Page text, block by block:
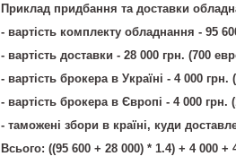
Приклад придбання та доставки
- вартість комплекту обладнання - 95
- вартість доставки - 28 000 грн. (700
- вартість брокера в Україні - 4 000
- вартість брокера в Європі - 4 000
- таможені збори в країні, куди
Всього: ((95 600 + 28 000) * 1.4) + 4 000